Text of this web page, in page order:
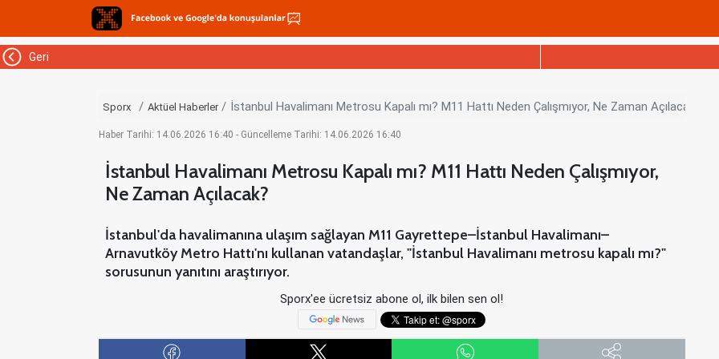
Geri
Sporx Aktüel Haberler İstanbul Havalimanı Metrosu Kapalı mı? M11 Hattı Neden Çalışmıyor, Ne Zaman Açılacak?
Haber Tarihi: 14.06.2026 16:40 - Güncelleme Tarihi: 14.06.2026 16:40
İstanbul Havalimanı Metrosu Kapalı mı? M11 Hattı Neden Çalışmıyor,
Ne Zaman Açılacak?
İstanbul'da havalimanına ulaşım sağlayan M11 Gayrettepe–İstanbul Havalimanı–
Arnavutköy Metro Hattı'nı kullanan vatandaşlar, "İstanbul Havalimanı metrosu kapalı mı?"
sorusunun yanıtını araştırıyor.
Sporx'ee ücretsiz abone ol, ilk bilen sen ol!